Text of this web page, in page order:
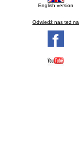
English version
Odwiedź nas też na